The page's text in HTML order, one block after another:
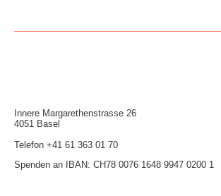
Innere Mar­garethen­strasse 26
4051 Basel
Telefon +41 61 363 01 70
Spenden an IBAN: CH78 0076 1648 9947 0200 1